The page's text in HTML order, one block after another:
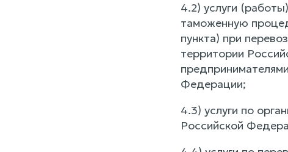
4.2) услуги
таможенную
пункта) при
территории
Федерации;
4.3) услуги по
Российской